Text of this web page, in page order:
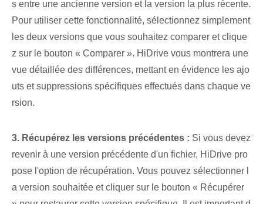
s entre une ancienne version et la version la plus récente.
Pour utiliser cette fonctionnalité, sélectionnez simplement
les deux versions que vous souhaitez comparer et clique
z sur le bouton « Comparer ». HiDrive vous montrera une
vue détaillée des différences, mettant en évidence les ajo
uts et suppressions spécifiques effectués dans chaque ve
rsion.
3. Récupérez les versions précédentes : Si vous devez
revenir à une version précédente d'un fichier, HiDrive pro
pose l'option de récupération. Vous pouvez sélectionner l
a version souhaitée et cliquer sur le bouton « Récupérer